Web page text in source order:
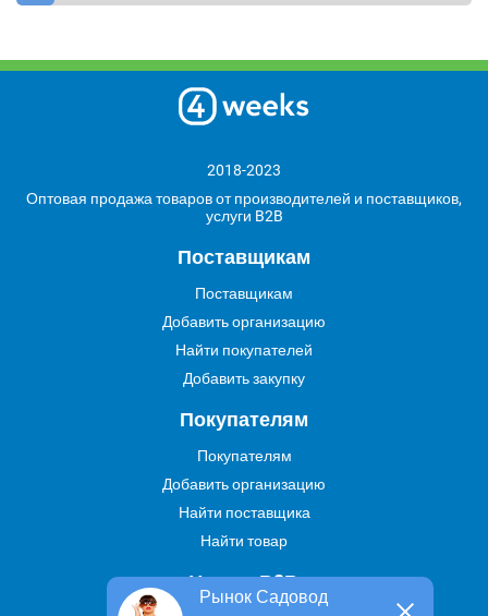
Рынок Садовод
2018-2023
Оптовая продажа товаров от производителей и поставщиков,
услуги B2B
Поставщикам
Поставщикам
Добавить организацию
Найти покупателей
Добавить закупку
Покупателям
Покупателям
Добавить организацию
Найти поставщика
Найти товар
Услуги В2В